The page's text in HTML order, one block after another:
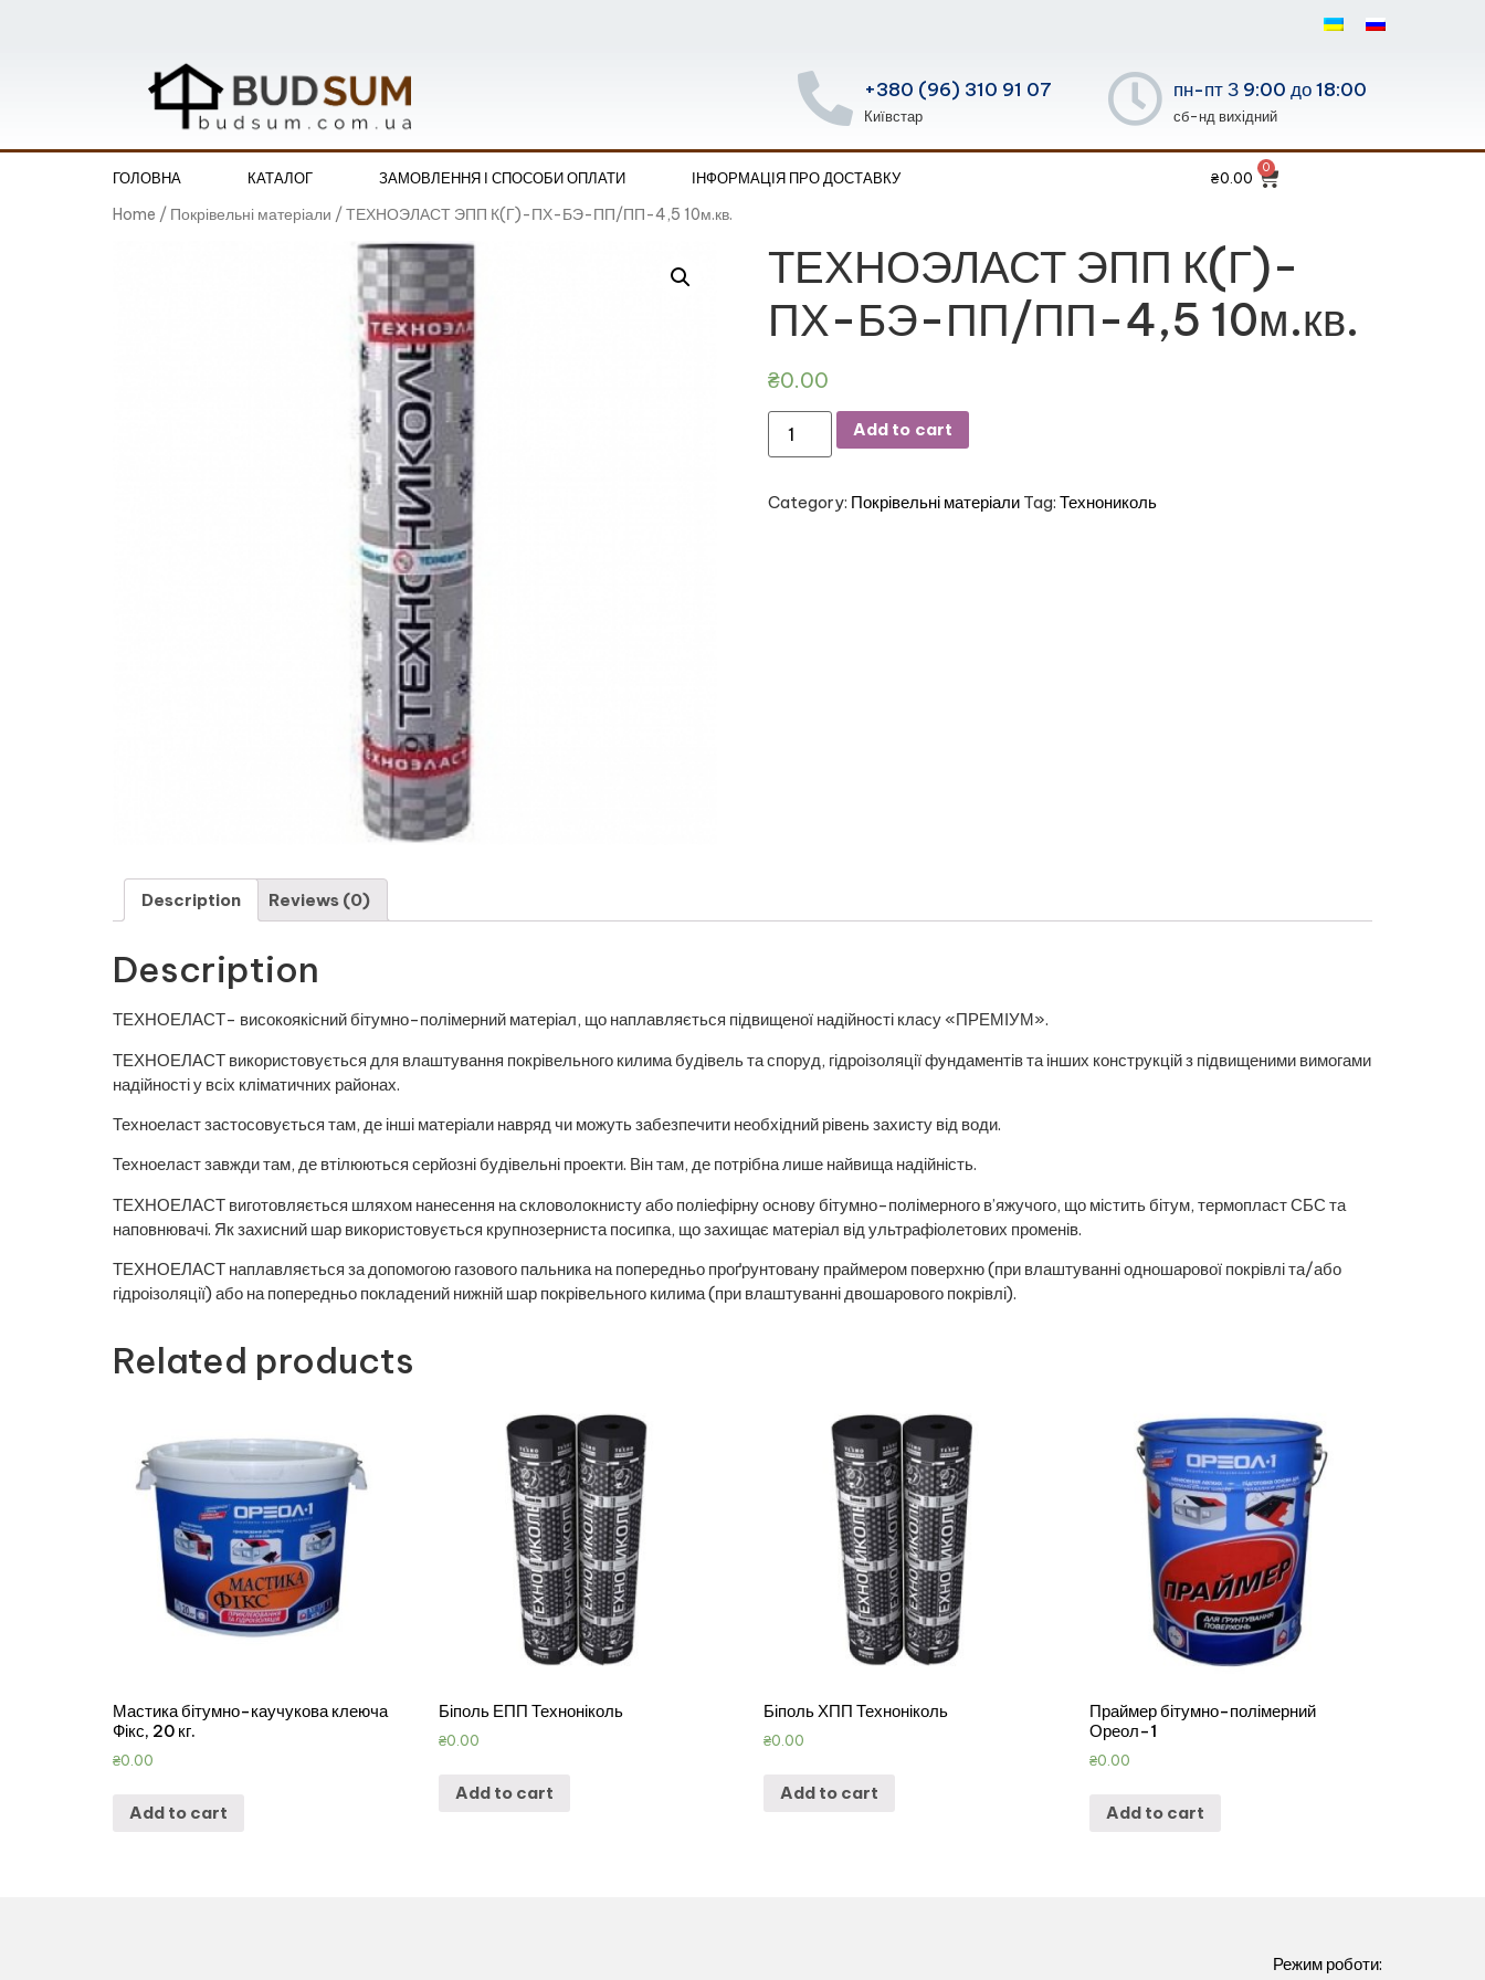
+380 (96) 310 91 07
Київстар
пн-пт З 9:00 до 18:00
сб-нд вихідний
ГОЛОВНА КАТАЛОГ ЗАМОВЛЕННЯ І СПОСОБИ ОПЛАТИ ІНФОРМАЦІЯ ПРО ДОСТАВКУ ₴0.00
Home / Покрівельні матеріали / ТЕХНОЭЛАСТ ЭПП К(Г)-ПХ-БЭ-ПП/ПП-4,5 10м.кв.
ТЕХНОЭЛАСТ ЭПП К(Г)-
ПХ-БЭ-ПП/ПП-4,5 10м.кв.
₴0.00
Add to cart
Category: Покрівельні матеріали Tag: Технониколь
Description Reviews (0)
Description
ТЕХНОЕЛАСТ- високоякісний бітумно-полімерний матеріал, що наплавляється підвищеної надійності класу «ПРЕМІУМ».
ТЕХНОЕЛАСТ використовується для влаштування покрівельного килима будівель та споруд, гідроізоляції фундаментів та інших конструкцій з підвищеними вимогами
надійності у всіх кліматичних районах.
Техноеласт застосовується там, де інші матеріали навряд чи можуть забезпечити необхідний рівень захисту від води.
Техноеласт завжди там, де втілюються серйозні будівельні проекти. Він там, де потрібна лише найвища надійність.
ТЕХНОЕЛАСТ виготовляється шляхом нанесення на скловолокнисту або поліефірну основу бітумно-полімерного в’яжучого, що містить бітум, термопласт СБС та
наповнювачі. Як захисний шар використовується крупнозерниста посипка, що захищає матеріал від ультрафіолетових променів.
ТЕХНОЕЛАСТ наплавляється за допомогою газового пальника на попередньо проґрунтовану праймером поверхню (при влаштуванні одношарової покрівлі та/або
гідроізоляції) або на попередньо покладений нижній шар покрівельного килима (при влаштуванні двошарового покрівлі).
Related products
Мастика бітумно-каучукова клеюча
Фікс, 20 кг.
₴0.00
Add to cart
Біполь ЕПП Техноніколь
₴0.00
Add to cart
Біполь ХПП Техноніколь
₴0.00
Add to cart
Праймер бітумно-полімерний
Ореол-1
₴0.00
Add to cart
Режим роботи: